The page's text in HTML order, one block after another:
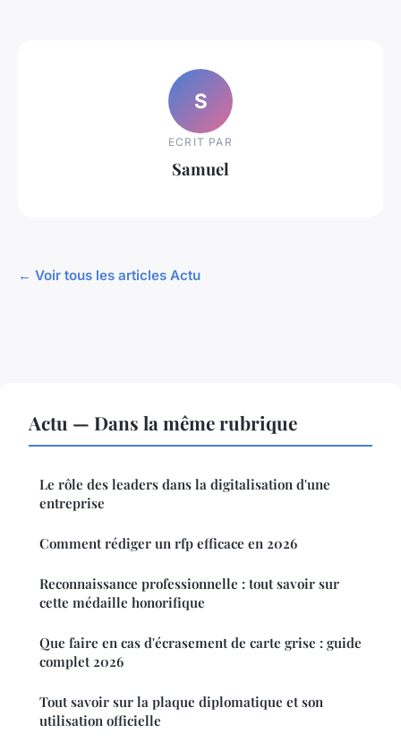
S
ECRIT PAR
Samuel
← Voir tous les articles Actu
Actu — Dans la même rubrique
Le rôle des leaders dans la digitalisation d'une
entreprise
Comment rédiger un rfp efficace en 2026
Reconnaissance professionnelle : tout savoir sur
cette médaille honorifique
Que faire en cas d'écrasement de carte grise : guide
complet 2026
Tout savoir sur la plaque diplomatique et son
utilisation officielle